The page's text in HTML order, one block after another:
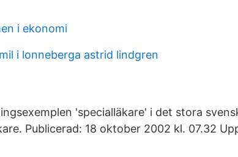
i ekonomi
i lonneberga astrid lindgren
'specialläkare' i det stora
Publicerad: 18 oktober 2002 kl. 07.32